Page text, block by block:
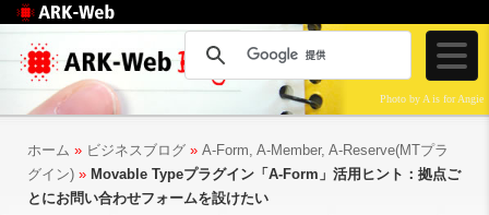
Web制作のアークウェ
ブ
ホーム » ビジネスブログ » A-Form, A-Member, A-Reserve(MTプラ
グイン) » Movable Typeプラグイン「A-Form」活用ヒント：拠点ご
とにお問い合わせフォームを設けたい
Photo by A is for Angie